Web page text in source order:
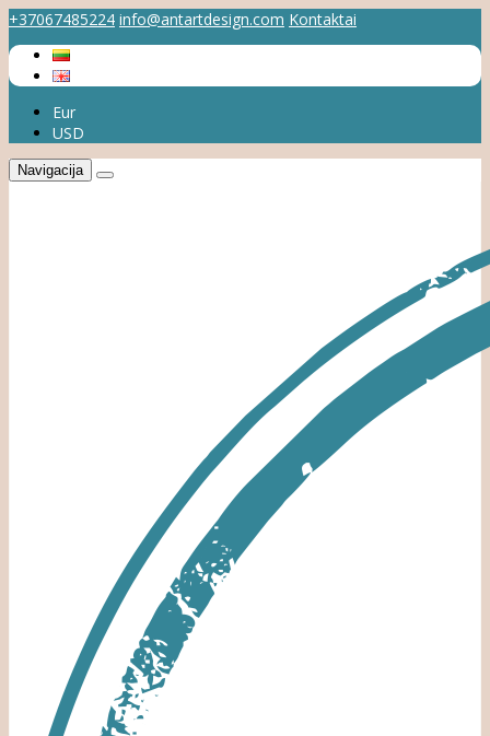
+37067485224 info@antartdesign.com Kontaktai
Eur
USD
Navigacija